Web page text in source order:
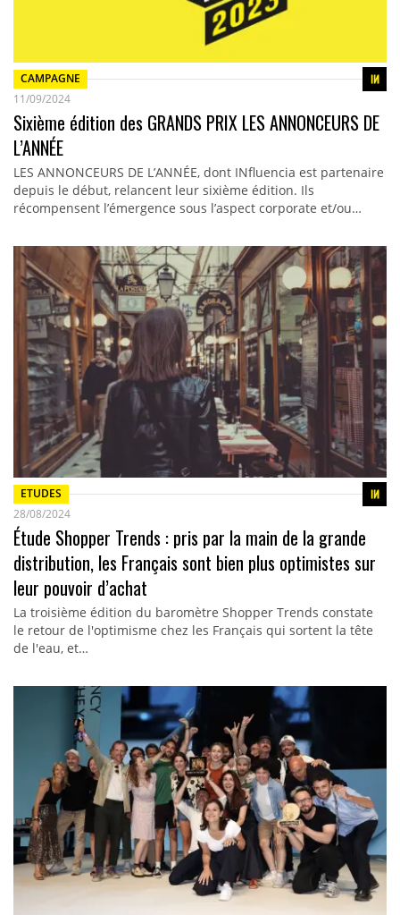
CAMPAGNE
11/09/2024
Sixième édition des GRANDS PRIX LES ANNONCEURS DE
L’ANNÉE
LES ANNONCEURS DE L’ANNÉE, dont INfluencia est partenaire
depuis le début, relancent leur sixième édition. Ils
récompensent l’émergence sous l’aspect corporate et/ou…
ETUDES
28/08/2024
Étude Shopper Trends : pris par la main de la grande
distribution, les Français sont bien plus optimistes sur
leur pouvoir d’achat
La troisième édition du baromètre Shopper Trends constate
le retour de l'optimisme chez les Français qui sortent la tête
de l'eau, et…